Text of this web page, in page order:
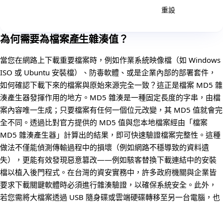
重設
為何需要為檔案產生雜湊值？
當您在網路上下載重要檔案時，例如作業系統映像檔（如 Windows
ISO 或 Ubuntu 安裝檔）、防毒軟體、或是企業內部的部署套件，
如何確認下載下來的檔案與原始來源完全一致？這正是檔案 MD5 雜
湊產生器發揮作用的地方。MD5 雜湊是一種固定長度的字串，由檔
案內容唯一生成；只要檔案有任何一個位元改變，其 MD5 值就會完
全不同。透過比對官方提供的 MD5 值與您本地檔案經由「檔案
MD5 雜湊產生器」計算出的結果，即可快速驗證檔案完整性。這種
做法不僅能偵測傳輸過程中的損壞（例如網路不穩導致的資料遺
失），更能有效發現惡意篡改——例如駭客替換下載連結中的安裝
檔以植入後門程式。在台灣的資安實務中，許多政府機關與企業皆
要求下載關鍵軟體時必須進行雜湊驗證，以確保系統安全。此外，
若您需將大檔案透過 USB 隨身碟或雲端硬碟轉移至另一台電腦，也